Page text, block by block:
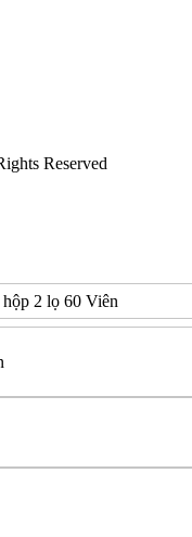
Reserved
2 lọ 60 Viên